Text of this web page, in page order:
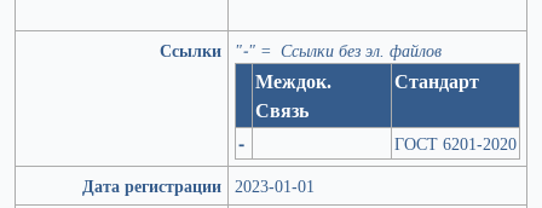
Ссылки "-" = Ссылки без эл. файлов
Междок.
Связь
Стандарт
-
ГОСТ 6201-2020
Дата регистрации 2023-01-01